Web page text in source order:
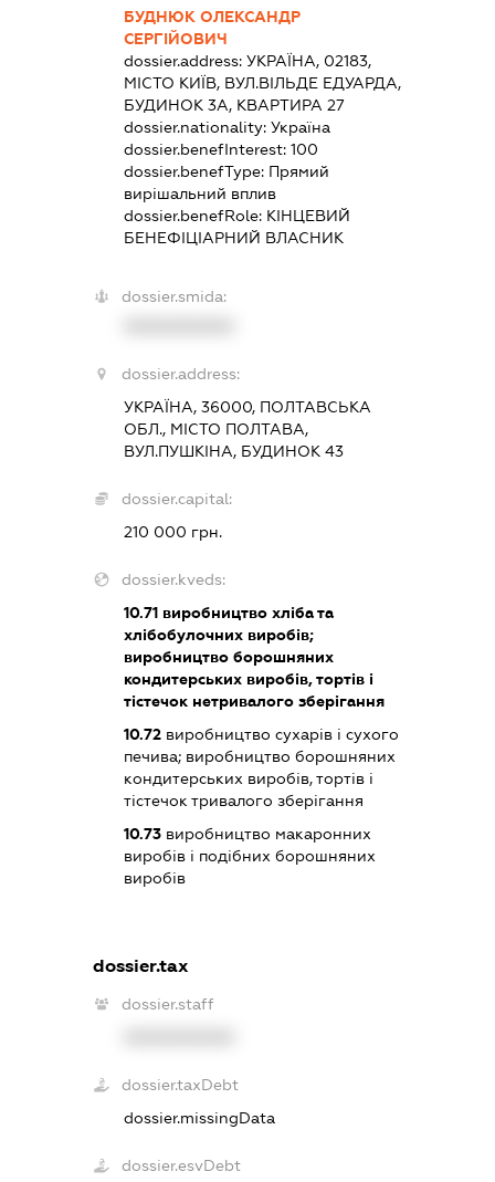
БУДНЮК ОЛЕКСАНДР
СЕРГІЙОВИЧ
dossier.address:УКРАЇНА, 02183,
МІСТО КИЇВ, ВУЛ.ВІЛЬДЕ ЕДУАРДА,
БУДИНОК 3А, КВАРТИРА 27
dossier.nationality:Україна
dossier.benefInterest:100
dossier.benefType: Прямий
вирішальний вплив
dossier.benefRole: КІНЦЕВИЙ
БЕНЕФІЦІАРНИЙ ВЛАСНИК
dossier.smida:
dossier.address:
УКРАЇНА, 36000, ПОЛТАВСЬКА
ОБЛ., МІСТО ПОЛТАВА,
ВУЛ.ПУШКІНА, БУДИНОК 43
dossier.capital:
210 000 грн.
dossier.kveds:
10.71 виробництво хліба та
хлібобулочних виробів;
виробництво борошняних
кондитерських виробів, тортів і
тістечок нетривалого зберігання
10.72 виробництво сухарів і сухого
печива; виробництво борошняних
кондитерських виробів, тортів і
тістечок тривалого зберігання
10.73 виробництво макаронних
виробів і подібних борошняних
виробів
dossier.tax
dossier.staff
dossier.taxDebt
dossier.missingData
dossier.esvDebt